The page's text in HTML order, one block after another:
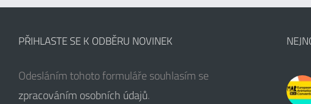
PŘIHLASTE SE K ODBĚRU NOVINEK
Odesláním tohoto formuláře souhlasím se
zpracováním osobních údajů.